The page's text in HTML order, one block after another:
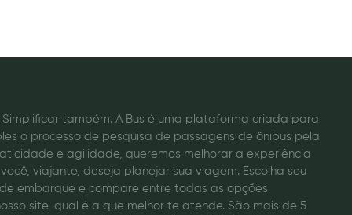
Simplificar também. A Bus é uma plataforma criada para
o processo de pesquisa de passagens de ônibus pela
e agilidade, queremos melhorar a experiência
viajante, deseja planejar sua viagem. Escolha seu
embarque e compare entre todas as opções
site, qual é a que melhor te atende. São mais de 5